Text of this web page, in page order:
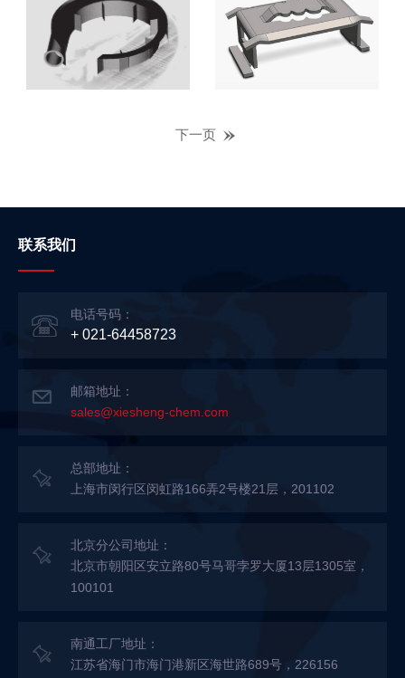
下一页
联系我们
电话号码：
+ 021-64458723
邮箱地址：
sales@xiesheng-chem.com
总部地址：
上海市闵行区闵虹路166弄2号楼21层，201102
北京分公司地址：
北京市朝阳区安立路80号马哥孛罗大厦13层1305室，
100101
南通工厂地址：
江苏省海门市海门港新区海世路689号，226156